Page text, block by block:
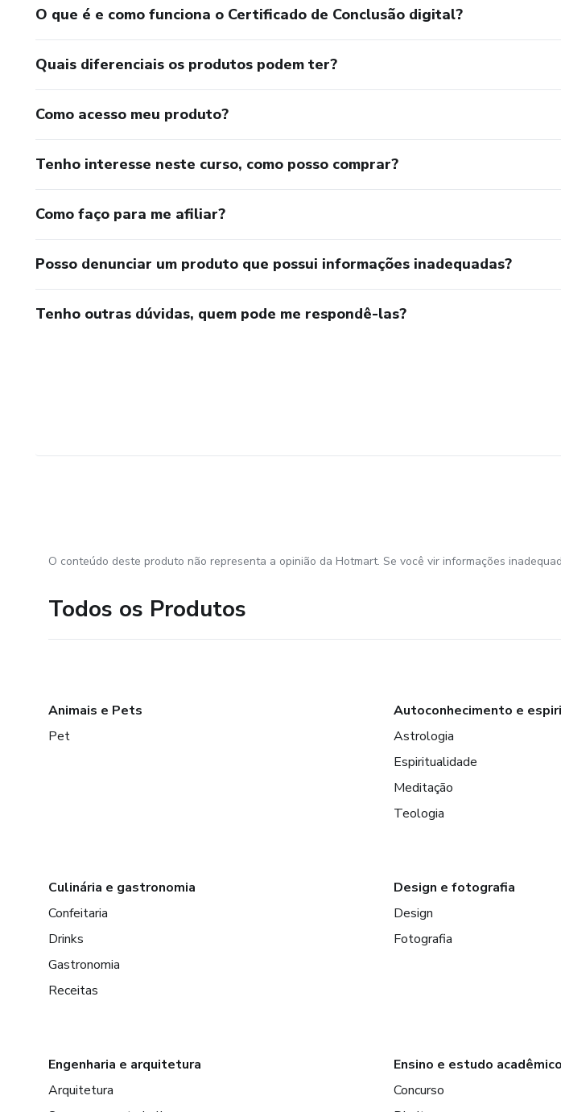
O que é e como funciona o Certificado de Conclusão digital?
Quais diferenciais os produtos podem ter?
Como acesso meu produto?
Tenho interesse neste curso, como posso comprar?
Como faço para me afiliar?
Posso denunciar um produto que possui informações inadequadas?
Tenho outras dúvidas, quem pode me respondê-las?
O conteúdo deste produto não representa a opinião da Hotmart. Se você vir informações
Todos os Produtos
Animais e Pets
Pet
Autoconhecimento e
Astrologia
Espiritualidade
Meditação
Teologia
Culinária e gastronomia
Confeitaria
Drinks
Gastronomia
Receitas
Design e fotografia
Design
Fotografia
Engenharia e arquitetura
Arquitetura
Ensino e estudo acadêmico
Concurso